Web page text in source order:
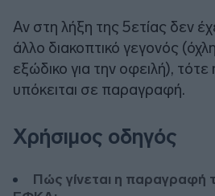
Αν στη λήξη της 5ετίας δεν
άλλο διακοπτικό γεγονός
εξώδικο για την οφειλή),
υπόκειται σε παραγραφή.
Χρήσιμος οδηγός
Πώς γίνεται η παραγραφή